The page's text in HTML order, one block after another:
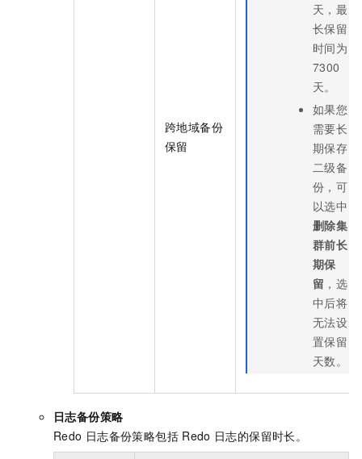
跨地域备份
保留
天，最
长保留
时间为
7300
天。
如果您
需要长
期保存
二级备
份，可
以选中
删除集
群前长
期保
留 ，选
中后将
无法设
置保留
天数。
日志备份策略
Redo 日志备份策略包括 Redo 日志的保留时长。